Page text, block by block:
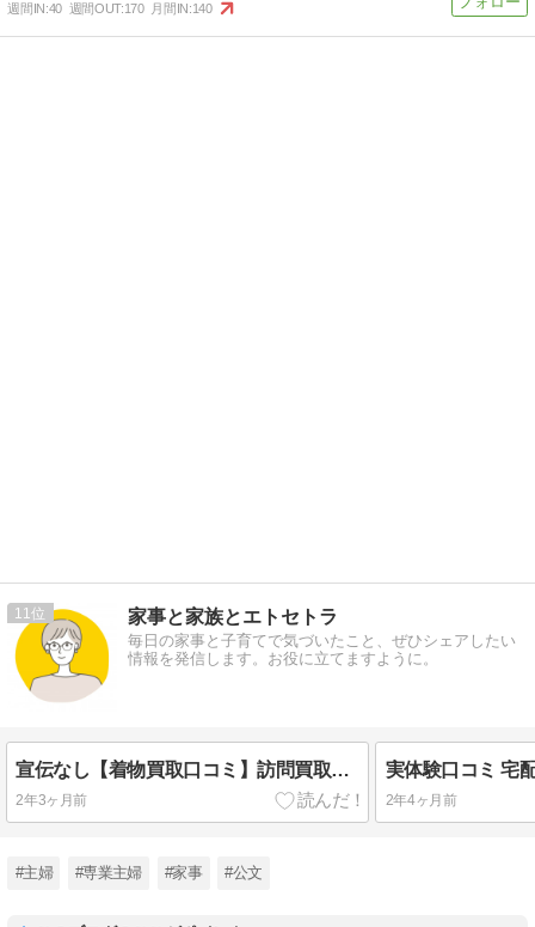
週間IN:40 週間OUT:170 月間IN:140
11 家事と家族とエトセトラ
毎日の家事と子育てで気づいたこと、ぜひシェアしたい
情報を発信します。お役に立てますように。
宣伝なし【着物買取口コミ】訪問買取やってみた ネットの噂は本当か？
2年3ヶ月前 2年4ヶ月前
#主婦 #専業主婦 #家事 #公文